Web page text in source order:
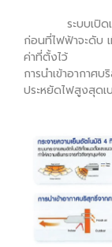
ระบบเปิดเครื่
ก่อนที่ไฟฟ้าจะดับ
ค่าที่ตั้งไว้
การนำเข้าอากา
ประหยัดไฟสูงสุดเ